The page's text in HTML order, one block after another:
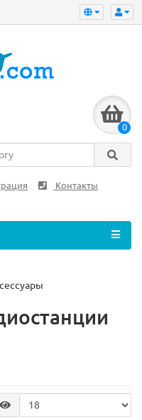
0
Контакты